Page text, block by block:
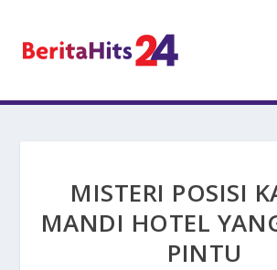
MISTERI POSISI
MANDI HOTEL
PINTU